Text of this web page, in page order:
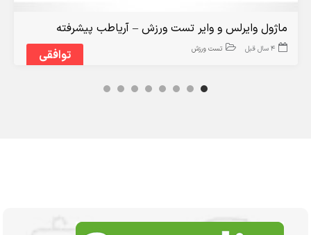
توافقی
ماژول وایرلس و وایر تست ورزش – آریاطب پیشرفته
4 سال قبل تست ورزش